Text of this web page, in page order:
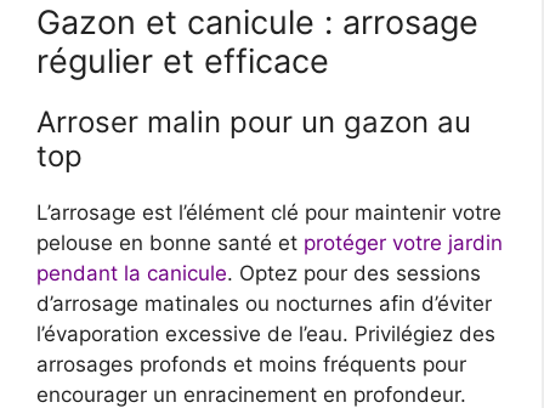
Gazon et canicule : arrosage
régulier et efficace
Arroser malin pour un gazon au
top
L’arrosage est l’élément clé pour maintenir votre
pelouse en bonne santé et protéger votre jardin
pendant la canicule. Optez pour des sessions
d’arrosage matinales ou nocturnes afin d’éviter
l’évaporation excessive de l’eau. Privilégiez des
arrosages profonds et moins fréquents pour
encourager un enracinement en profondeur.